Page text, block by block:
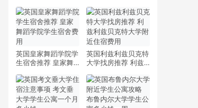
戏剧演艺学院住宿一
个月多少钱
学院预科中心附近住
宿费用
英国皇家舞蹈学院学
生宿舍推荐 皇家舞
英国利兹利兹贝克特
大学找房推荐 利兹
住宿费用